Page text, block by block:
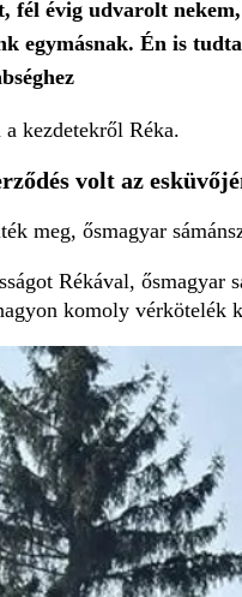
évig udvarolt
egymásnak. Én is
kezdetekről Réka.
volt az
meg, ősmagyar
Rékával,
komoly vérkötelék